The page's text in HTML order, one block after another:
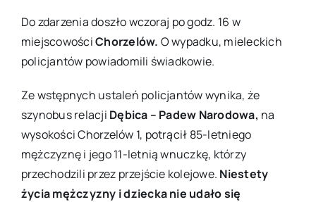
Do zdarzenia doszło wczoraj po godz. 16 w
miejscowościChorzelów. O wypadku, mieleckich
policjantów powiadomili świadkowie.
Ze wstępnych ustaleń policjantów wynika, że
szynobus relacji Dębica – Padew Narodowa, na
wysokości Chorzelów 1, potrącił 85-letniego
mężczyznę i jego 11-letnią wnuczkę, którzy
przechodzili przez przejście kolejowe. Niestety
życia mężczyzny i dziecka nie udało się